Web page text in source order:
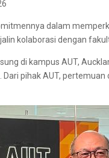
dalam
kolaborasi dengan
di kampus AUT,
pihak AUT,